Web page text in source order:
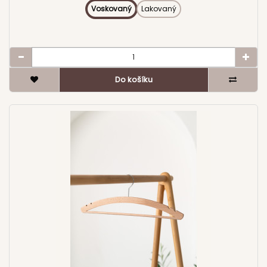
color:#495156; font-size:13px; font-weight:700; line-
height:1.35; } .rk-note{ margin-top:12px;
b{ color:#495156; } details.rk-acc{ border:1px solid
#D9D0CA; border-radius:16px; background:#fff;
overflow:hidden; } details.rk-acc + details.rk-acc{ margin-
top:10px; } details.rk-acc summary{ cursor:pointer; list-
color:#495156; display:flex; align-items:center; justify-
content:"–"; } .rk-acc .rk-body{ padding:0 14px 12px;
color:rgba(10,10,10,.78); } .rk-acc .rk-body p{ margin:10px 0 0;
} .rk-links{ display:flex; flex-wrap:wrap; gap:8px; margin-
top:10px; } .rk-btnlink{ display:inline-flex; align-items:center;
gap:8px; border:1px solid #D9D0CA; background:#fff;
border-radius:12px; padding:10px 12px; color:#495156; font-
weight:700; font-size:13px; } .rk-btnlink:hover{
background:#E7DED8; text-decoration:none; } @media
Ramínko je vyrobeno z kvalitního bukového dřeva, které
zajišťuje pevnost a dlouhou životnost i při každodenním
uspořádání šatníku. L háček Tvar háčku zajišťuje stabilní
zavěšení a omezuje nechtěné otáčení ramínka. Boční
zářezy Zářezy umožňují bezpečné zavěšení oděvů s
ramínky a zabraňují jejich sklouzávání. Povrchová úprava Na
výběr je lakovaná varianta pro vyšší odolnost nebo
kus. Počet ramínek si můžete zvolit podle potřeby. .rk-desc{
color:#0A0A0A; line-height:1.6; } .rk-desc *{ box-
sizing:border-box; } .rk-desc a{ color:#5A413F; text-
decoration:none; } .rk-desc a:hover{ text-
decoration:underline; } .rk-h2{ color:#495156; font-size:22px;
font-weight:700; margin:18px 0 10px; } .rk-lead{ margin:10px 0
14px; color:rgba(10,10,10,.78); } .rk-chips{ display:flex; flex-
wrap:wrap; gap:8px; margin:10px 0 0; } .rk-chip{ font-
Voskovaný Lakovaný
Do košíku